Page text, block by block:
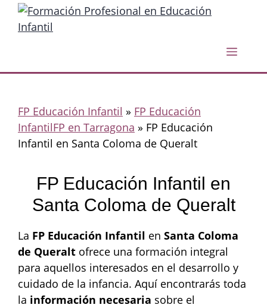
Saltar
Menú
FP Educación Infantil » FP Educación
InfantilFP en Tarragona » FP Educación
Infantil en Santa Coloma de Queralt
FP Educación Infantil en
Santa Coloma de Queralt
La FP Educación Infantil en Santa Coloma
de Queralt ofrece una formación integral
para aquellos interesados en el desarrollo y
cuidado de la infancia. Aquí encontrarás toda
la información necesaria sobre el